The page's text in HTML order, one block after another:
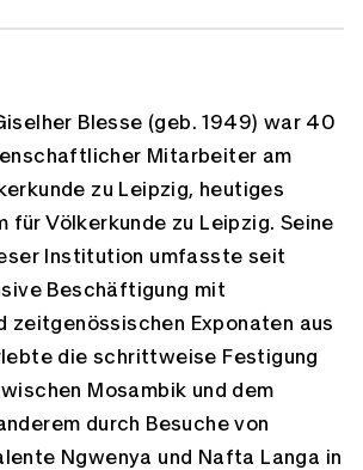
Blesse (geb. 1949) war 40
Mitarbeiter am
zu Leipzig, heutiges
für Völkerkunde zu Leipzig. Seine
Institution umfasste seit
Beschäftigung mit
zeitgenössischen Exponaten aus
die schrittweise Festigung
Mosambik und dem
durch Besuche von
Ngwenya und Nafta Langa in